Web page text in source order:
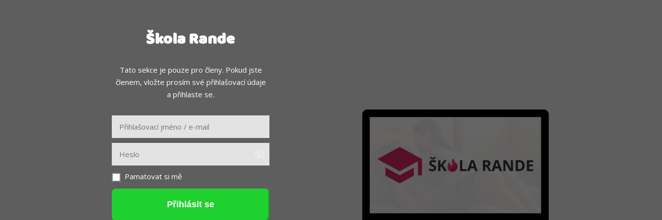
Škola Rande
Tato sekce je pouze pro členy. Pokud jste
členem, vložte prosím své přihlašovací údaje
a přihlaste se.
Pamatovat si mě
Přihlásit se